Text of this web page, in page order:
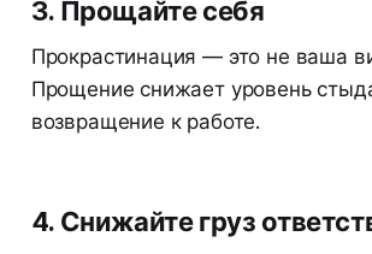
3. Прощайте себя
Прокрастинация — это не ваша
Прощение снижает уровень
возвращение к работе.
4. Снижайте груз